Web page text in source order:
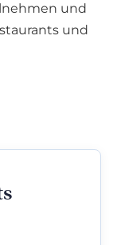
und
und